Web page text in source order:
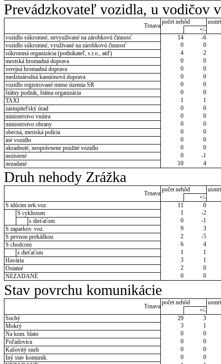
Prevádzkovateľ vozidla, u vodičov
Trnava
počet nehôd
+/-
vozidlo súkromné, nevyužívané na zárobkovú činnosť
14
-6
vozidlo súkromné, využívané na zárobkovú činnosť
0
0
súkromná organizácia (podnikateľ, s.r.o., atď)
4
2
mestská hromadná doprava
0
0
verejná hromadná doprava
0
0
medzinárodná kamiónová doprava
0
0
vozidlo registrované mimo územia SR
0
0
štátny podnik, štátna organizácia
0
0
TAXI
1
1
zastupiteľský úrad
0
0
ministerstvo vnútra
0
0
ministerstvo obrany
0
0
obecná, mestská polícia
0
0
iné vozidlo
0
0
ukradnuté, neoprávnene použité vozidlo
0
0
nezistené
0
-1
nezadané
10 4
Druh nehody Zrážka
Trnava
počet nehôd
+/-
S idúcim nek.voz.
11
0
S cyklistom
1
-2
s dieťaťom
0
-1
S zaparkov. voz.
9
3
S pevnou prekážkou
2
-5
S chodcom
6
4
s dieťaťom
1
1
Havária
3
1
Ostatné
2
0
NEZADANÉ
0 0
Stav povrchu komunikácie
Trnava
počet nehôd
+/-
Suchý
29
3
Mokrý
3
1
Na kom. blato
0
0
Poľadovica
0
0
Kašovitý sneh
0
0
Iný stav komunik.
0
0